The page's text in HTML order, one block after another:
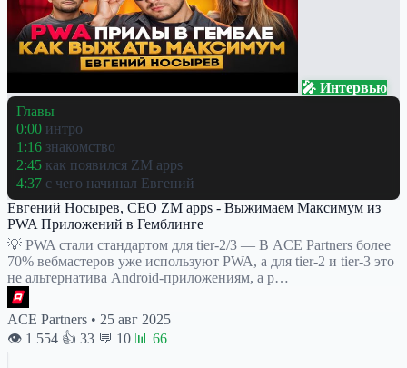
🎤 Интервью
Главы
0:00 интро
1:16 знакомство
2:45 как появился ZM apps
4:37 с чего начинал Евгений
Евгений Носырев, CEO ZM apps - Выжимаем Максимум из
PWA Приложений в Гемблинге
💡 PWA стали стандартом для tier-2/3 — В ACE Partners более
70% вебмастеров уже используют PWA, а для tier-2 и tier-3 это
не альтернатива Android-приложениям, а р…
ACE Partners • 25 авг 2025
👁 1 554 👍 33 💬 10 📊 66